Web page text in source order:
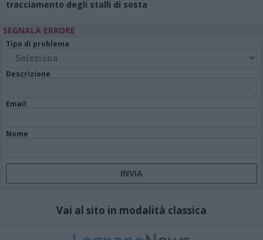
tracciamento degli stalli di sosta
SEGNALA ERRORE
Tipo di problema
Descrizione
Email
Nome
Vai al sito in modalità classica